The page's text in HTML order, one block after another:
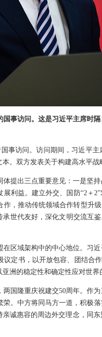
事访问。这是习近平主席时
事访问。访问期间，习近平
。双方发表关于构建高水平战
提出三点重要意见：一是坚
利益。建立外交、国防“2＋
，推动传统领域合作转型升
世代友好，深化文明交流互
区域架构中的中心地位。习
定书，以开放包容、团结合作
洲的稳定性和确定性应对世界
国隆重庆祝建交50周年。作
。中方将同马方一道，积极
诚惠容的周边外交理念，同